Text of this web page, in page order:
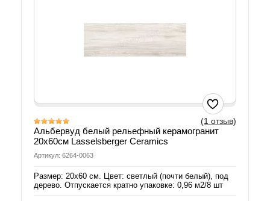
(1 отзыв)
Альбервуд белый рельефный керамогранит
20х60см Lasselsberger Ceramics
Артикул: 6264-0063
Размер: 20х60 см. Цвет: светлый (почти белый), под
дерево. Отпускается кратно упаковке: 0,96 м2/8 шт